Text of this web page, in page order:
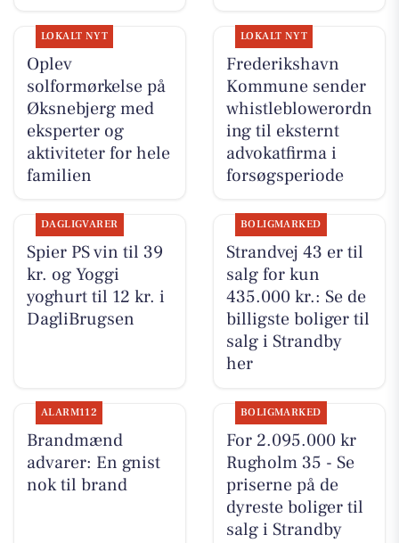
LOKALT NYT
Oplev
solformørkelse på
Øksnebjerg med
eksperter og
aktiviteter for hele
familien
LOKALT NYT
Frederikshavn
Kommune sender
whistleblowerordn
ing til eksternt
advokatfirma i
forsøgsperiode
DAGLIGVARER
Spier PS vin til 39
kr. og Yoggi
yoghurt til 12 kr. i
DagliBrugsen
BOLIGMARKED
Strandvej 43 er til
salg for kun
435.000 kr.: Se de
billigste boliger til
salg i Strandby
her
ALARM112
Brandmænd
advarer: En gnist
nok til brand
BOLIGMARKED
For 2.095.000 kr
Rugholm 35 - Se
priserne på de
dyreste boliger til
salg i Strandby